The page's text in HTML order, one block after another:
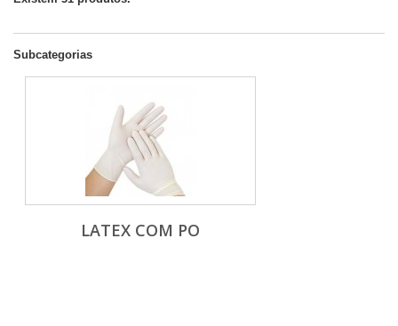
Subcategorias
LATEX COM PO